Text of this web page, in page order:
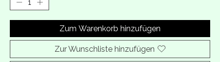
Zum Warenkorb hinzufügen
Zur Wunschliste hinzufügen